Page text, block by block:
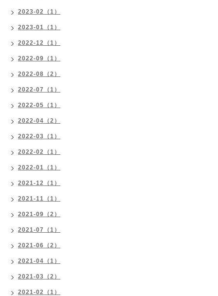
2023-02（1）
2023-01（1）
2022-12（1）
2022-09（1）
2022-08（2）
2022-07（1）
2022-05（1）
2022-04（2）
2022-03（1）
2022-02（1）
2022-01（1）
2021-12（1）
2021-11（1）
2021-09（2）
2021-07（1）
2021-06（2）
2021-04（1）
2021-03（2）
2021-02（1）